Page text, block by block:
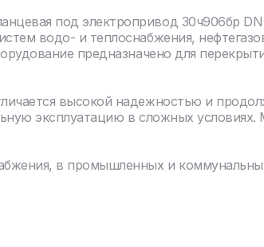
под электропривод 30ч906бр
водо- и теплоснабжения,
предназначено для
высокой надежностью и
эксплуатацию в сложных условиях.
в промышленных и